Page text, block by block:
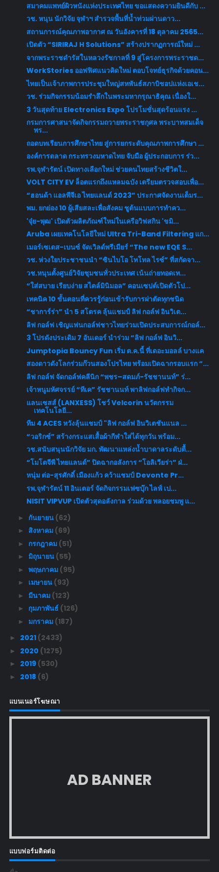
สมาคมแพทย์ผิวหนังแห่งประเทศไทย ขอแสดงความยินดีกับ ...
วช. หนุน นักวิจัย จุฬาฯ สำรวจพื้นที่น้ำท่วมผ่านดาว...
สถานการณ์คุณภาพอากาศ ณ วันอังคารที่ 18 ตุลาคม 2565...
เปิดตัว “SIRIRAJ H Solutions” สร้างปรากฏการณ์ใหม่ ...
จากพระราชดำรัสในหลวงรัชกาลที่ 9 สู่โครงการพระราชด...
WorkStories ออฟฟิศแนวคิดใหม่ ตอบโจทย์ธุรกิจด้วยคอน...
ไทยเป็นเจ้าภาพการประชุมใหญ่สหพันธ์สภาบิชอปแห่งเอเช...
วช. ร่วมกิจกรรมน้อมรำลึกในพระมหากรุณาธิคุณ เนื่องใ...
3 วันสุดท้าย Electronics Expo โปรโมชั่นสุดร้อนแรง ...
กรมการศาสนาจัดกิจกรรมถวายพระราชกุศล พระบาทสมเด็จ
พร...
ถอดบทเรียนการศึกษาไทย สู่การยกระดับคุณภาพการศึกษา ...
องค์การตลาด กระทรวงมหาดไทย จับมือ ผู้ประกอบการ ร่ว...
รพ.จุฬารัตน์ เปิดทางเลือกใหม่ ช่วยคนไทยสร้างชีวิตใ...
VOLT CITY EV ล็อตแรกถึงแหลมฉบัง เตรียมตรวจสอบเพื่อ...
“ฮอนด้า แอลพีจีเอ ไทยแลนด์ 2023” ประกาศจัดงานเต็มร...
พม. ยกย่อง 10 ผู้เสียสละเพื่อสังคม ชูต้นแบบการทำคว...
'จุ๋ย-พุฒ' เปิดตัวผลิตภัณฑ์ใหม่ในเครือวิฟสกิน 'ขมิ...
Aruba เผยเทคโนโลยีใหม่ Ultra Tri-Band Filtering แก...
เมอร์เซเดส-เบนซ์ จัดเวิลด์พรีเมียร์ “The new EQE S...
วช. ห่วงใยประชาชนนำ “ซินไบโอ โทโทล ไรซ์” ที่สกัดจา...
วช.หนุนตั้งศูนย์วิจัยชุมชนทั่วประเทศ เน้นถ่ายทอดเท...
“ใส่สบาย เรียบง่าย สไตล์มินิมอล” คอนเซปต์เปิดตัวโป...
เทคนิค 10 ขั้นตอนที่ควรรู้ก่อนเข้ารับการผ่าตัดทุกชนิด
“ชาการ์ร่า” นำ 5 สโตรค ลุ้นแชมป์ ลิฟ กอล์ฟ อินวิเต...
ลิฟ กอล์ฟ เชิญแฟนกอล์ฟชาวไทยร่วมเปิดประสบการณ์กอล์...
3 โปรดังประเดิม 7 อันเดอร์ นำร่วม “ลิฟ กอล์ฟ อินวิ...
Jumptopia Bouncy Fun เริ่ม ต.ค.นี้ ที่เดอะมอลล์ บางแค
สองดาวดังโลกร่วมก๊วนสองโปรไทย พร้อมเปิดฉากรอบแรก “...
ลิฟ กอล์​ฟ จัดกอล์ฟคลีนิก “พชร–สดมภ์-รัชชานนท์” ร่...
เจ้าหนูมหัศจรรย์ “ทีเค” รัชชานนท์ พาลิฟกอล์ฟทำกิจก...
แลนเซสส์ (LANXESS) โชว์ Velcorin นวัตกรรม
เทคโนโลยี...
ทีม 4 ACES หวังลุ้นแชมป์ "ลิฟ กอล์ฟ อินวิเตชันแนล ...
“วอริกซ์” สร้างกระแสเสื้อผ้ากีฬาใส่ได้ทุกวัน พร้อม...
วช.สนับสนุนนักวิจัย มก. พัฒนาแหล่งน้ำบาดาลระดับตื้...
“โมโตจีพี ไทยแลนด์” ปิดฉากอลังการ “โอลิเวียร่า” ฝ่...
หนุ่ม ต่อ-สุรศักดิ์ เมืองแก้ว คว้าแชมป์ Devonte Pr...
รพ.จุฬารัตน์ 11 อินเตอร์ จัดกิจกรรมเฟซบุ๊ก ไลฟ์ เป...
NISIT VIPVUP เปิดตัวสุดอลังกาล ร่วมด้วย พลอยชมพู แ...
► กันยายน (62)
► สิงหาคม (69)
► กรกฎาคม (51)
► มิถุนายน (55)
► พฤษภาคม (95)
► เมษายน (93)
► มีนาคม (123)
► กุมภาพันธ์ (126)
► มกราคม (187)
► 2021 (2433)
► 2020 (1275)
► 2019 (530)
► 2018 (6)
แบนเนอร์โฆษณา
AD BANNER
แบบฟอร์มติดต่อ